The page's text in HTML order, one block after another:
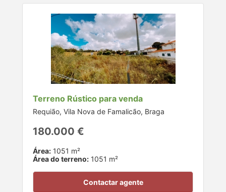
Terreno Rústico para venda
Requião, Vila Nova de Famalicão, Braga
180.000 €
Área: 1051 m²
Área do terreno: 1051 m²
Contactar agente